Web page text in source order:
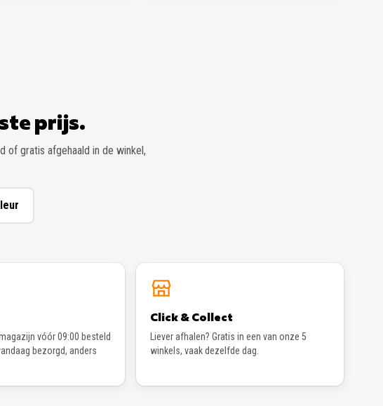
prijs.
of gratis afgehaald in de winkel,
vóór 09:00 besteld
bezorgd, anders
Click & Collect
Liever afhalen? Gratis in een van onze 5
winkels, vaak dezelfde dag.